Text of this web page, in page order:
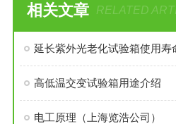
相关文章 RELATED
延长紫外光老化试验箱使用寿
高低温交变试验箱用途介绍
电工原理（上海览浩公司）